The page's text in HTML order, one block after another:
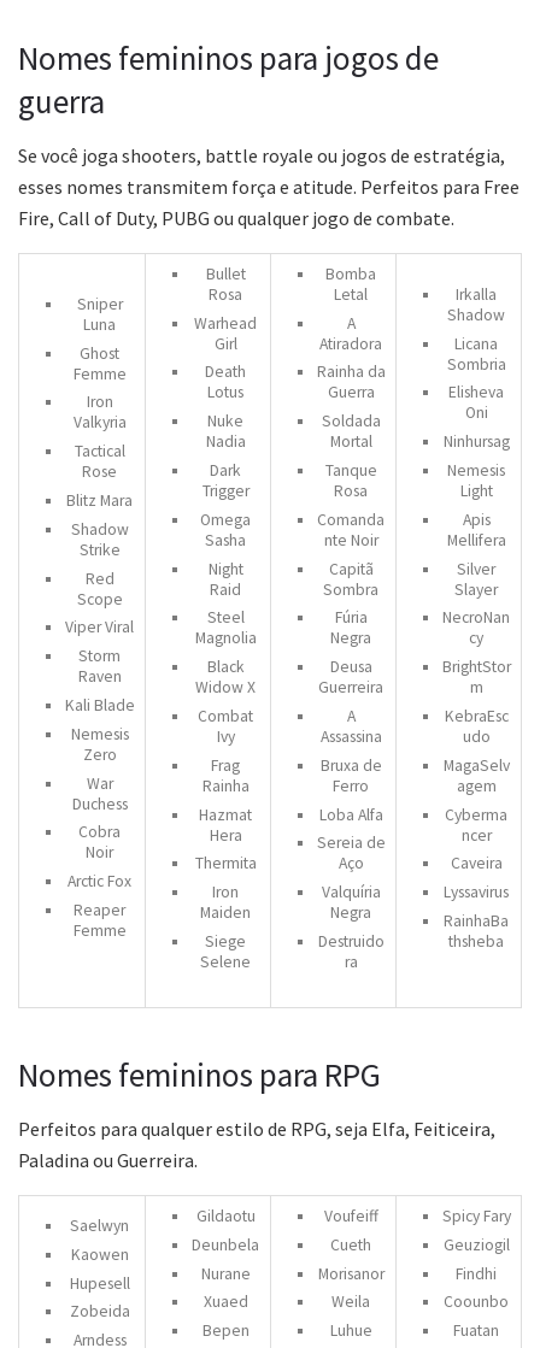
Nomes femininos para jogos de
guerra
Se você joga shooters, battle royale ou jogos de estratégia,
esses nomes transmitem força e atitude. Perfeitos para Free
Fire, Call of Duty, PUBG ou qualquer jogo de combate.
Sniper
Luna
Ghost
Femme
Iron
Valkyria
Tactical
Rose
Blitz Mara
Shadow
Strike
Red
Scope
Viper Viral
Storm
Raven
Kali Blade
Nemesis
Zero
War
Duchess
Cobra
Noir
Arctic Fox
Reaper
Femme
Bullet
Rosa
Warhead
Girl
Death
Lotus
Nuke
Nadia
Dark
Trigger
Omega
Sasha
Night
Raid
Steel
Magnolia
Black
Widow X
Combat
Ivy
Frag
Rainha
Hazmat
Hera
Thermita
Iron
Maiden
Siege
Selene
Bomba
Letal
A
Atiradora
Rainha da
Guerra
Soldada
Mortal
Tanque
Rosa
Comanda
nte Noir
Capitã
Sombra
Fúria
Negra
Deusa
Guerreira
A
Assassina
Bruxa de
Ferro
Loba Alfa
Sereia de
Aço
Valquíria
Negra
Destruido
ra
Irkalla
Shadow
Licana
Sombria
Elisheva
Oni
Ninhursag
Nemesis
Light
Apis
Mellifera
Silver
Slayer
NecroNan
cy
BrightStor
m
KebraEsc
udo
MagaSelv
agem
Cyberma
ncer
Caveira
Lyssavirus
RainhaBa
thsheba
Nomes femininos para RPG
Perfeitos para qualquer estilo de RPG, seja Elfa, Feiticeira,
Paladina ou Guerreira.
Saelwyn
Kaowen
Hupesell
Zobeida
Arndess
Gildaotu
Deunbela
Nurane
Xuaed
Bepen
Voufeiff
Cueth
Morisanor
Weila
Luhue
Spicy Fary
Geuziogil
Findhi
Coounbo
Fuatan